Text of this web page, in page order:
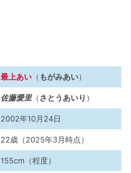
最上あい （ もがみあい）
佐藤愛里（ さとうあいり ）
2002年10月24日
22歳（2025年3月時点）
155cm（程度）